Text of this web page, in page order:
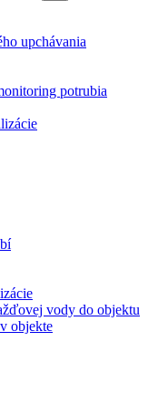
upchávania
potrubia
vody do objektu
objekte